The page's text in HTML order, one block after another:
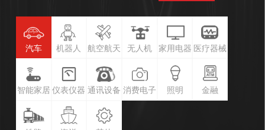
汽车 机器人 航空航天 无人机 家用电器 医疗器械
智能家居 仪表仪器 通讯设备 消费电子 照明 金融